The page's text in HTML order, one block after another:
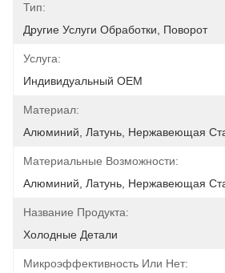
Тип:
Другие Услуги Обработки, Поворот
Услуга:
Индивидуальный OEM
Материал:
Алюминий, Латунь, Нержавеющая
Материальные Возможности:
Алюминий, Латунь, Нержавеющая
Название Продукта:
Холодные Детали
Микроэффективность Или Нет: